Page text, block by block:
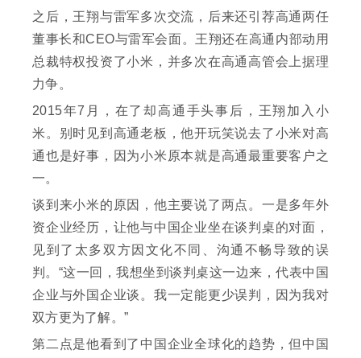
之后，王翔与雷军多次交流，后来还引荐高通两任
董事长和CEO与雷军会面。王翔还在高通内部动用
总裁特权投资了小米，并多次在高通高管会上据理
力争。
2015年7月，在了却高通手头事后，王翔加入小
米。别时见到高通老板，他开玩笑说去了小米对高
通也是好事，因为小米原本就是高通最重要客户之
一。
谈到来小米的原因，他主要说了两点。一是多年外
资企业经历，让他与中国企业坐在谈判桌的对面，
见到了太多双方因文化不同、沟通不畅导致的误
判。“这一回，我想坐到谈判桌这一边来，代表中国
企业与外国企业谈。我一定能更少误判，因为我对
双方更为了解。”
第二点是他看到了中国企业全球化的趋势，但中国